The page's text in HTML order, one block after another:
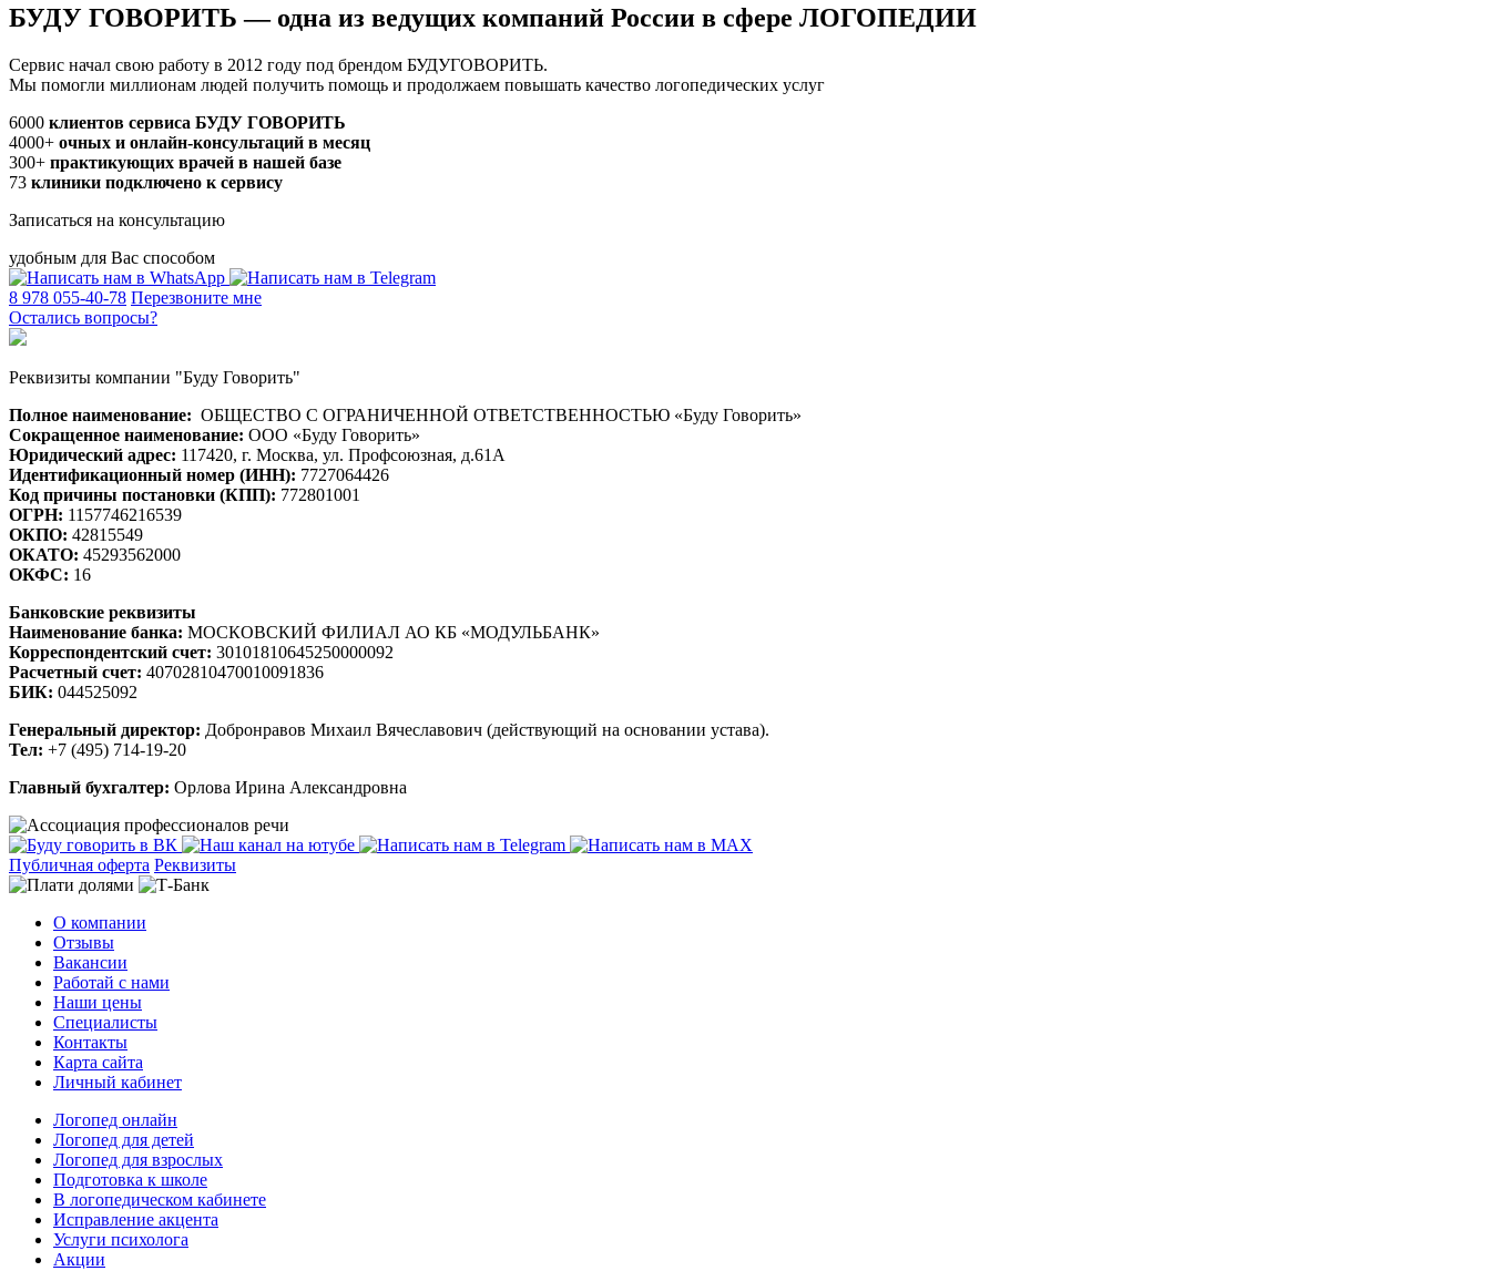
БУДУ ГОВОРИТЬ — одна из ведущих компаний России в сфере ЛОГОПЕДИИ
Сервис начал свою работу в 2012 году под брендом БУДУГОВОРИТЬ.
Мы помогли миллионам людей получить помощь и продолжаем повышать качество логопедических услуг
6000 клиентов сервиса БУДУ ГОВОРИТЬ
4000+ очных и онлайн-консультаций в месяц
300+ практикующих врачей в нашей базе
73 клиники подключено к сервису
Записаться на консультацию
удобным для Вас способом
8 978 055-40-78 Перезвоните мне
Остались вопросы?
Реквизиты компании "Буду Говорить"
Полное наименование: ОБЩЕСТВО С ОГРАНИЧЕННОЙ ОТВЕТСТВЕННОСТЬЮ «Буду Говорить»
Сокращенное наименование: ООО «Буду Говорить»
Юридический адрес: 117420, г. Москва, ул. Профсоюзная, д.61А
Идентификационный номер (ИНН): 7727064426
Код причины постановки (КПП): 772801001
ОГРН: 1157746216539
ОКПО: 42815549
ОКАТО: 45293562000
ОКФС: 16
Банковские реквизиты
Наименование банка: МОСКОВСКИЙ ФИЛИАЛ АО КБ «МОДУЛЬБАНК»
Корреспондентский счет: 30101810645250000092
Расчетный счет: 40702810470010091836
БИК: 044525092
Генеральный директор: Добронравов Михаил Вячеславович (действующий на основании устава).
Тел: +7 (495) 714-19-20
Главный бухгалтер: Орлова Ирина Александровна
Публичная оферта Реквизиты
О компании
Отзывы
Вакансии
Работай с нами
Наши цены
Специалисты
Контакты
Карта сайта
Личный кабинет
Логопед онлайн
Логопед для детей
Логопед для взрослых
Подготовка к школе
В логопедическом кабинете
Исправление акцента
Услуги психолога
Акции